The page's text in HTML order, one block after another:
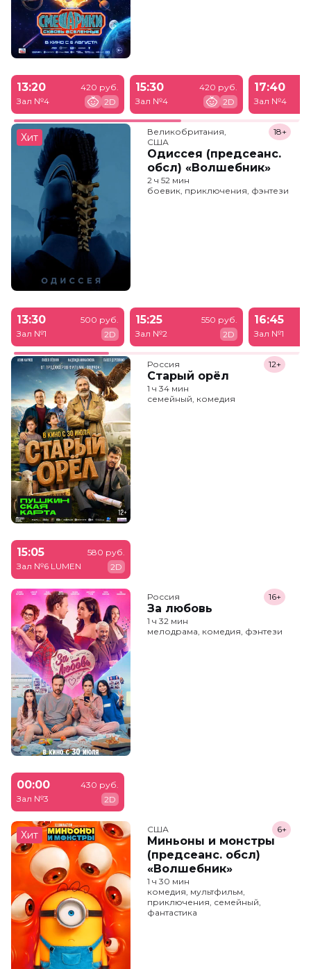
13:20
Зал №4
420 руб.
2D
15:30
Зал №4
420 руб.
2D
17:40
Зал №4
Хит
Великобритания,
США
Одиссея (предсеанс.
обсл) «Волшебник»
18+
2 ч 52 мин
боевик, приключения, фэнтези
13:30
Зал №1
500 руб.
2D
15:25
Зал №2
550 руб.
2D
16:45
Зал №1
Россия
Старый орёл
12+
1 ч 34 мин
семейный, комедия
15:05
Зал №6 LUMEN
580 руб.
2D
Россия
За любовь
16+
1 ч 32 мин
мелодрама, комедия, фэнтези
00:00
Зал №3
430 руб.
2D
Хит США
Миньоны и монстры
(предсеанс. обсл)
«Волшебник»
6+
1 ч 30 мин
комедия, мультфильм,
приключения, семейный,
фантастика